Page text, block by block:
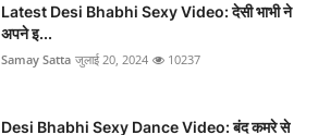
Latest Desi Bhabhi Sexy Video: देसी भाभी ने
अपने इ...
Samay Satta जुलाई 20, 2024 10237
Desi Bhabhi Sexy Dance Video: बंद कमरे से